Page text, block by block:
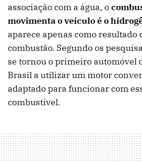
associação com a água, o
movimenta o veículo é o
aparece apenas como resultado
combustão. Segundo os
se tornou o primeiro automóvel
Brasil a utilizar um motor
adaptado para funcionar com
combustível.